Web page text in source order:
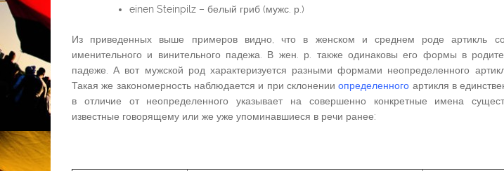
einen Steinpilz – белый гриб (мужс. р.)
Из приведенных выше примеров видно, что в женском и среднем роде артикль
именительного и винительного падежа. В жен. р. также одинаковы его формы в
падеже. А вот мужской род характеризуется разными формами неопределенного
Такая же закономерность наблюдается и при склоненииопределенного артикля в
в отличие от неопределенного указывает на совершенно конкретные имена
известные говорящему или же уже упоминавшиеся в речи ранее: